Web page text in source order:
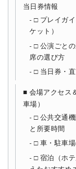
当日券情報
□ プレイガ
ケット）
□ 公演ごと
席の選び方
□ 当日券・
■ 会場アクセス
車場）
□ 公共交通
と所要時間
□ 車・駐車
□ 宿泊（ホ